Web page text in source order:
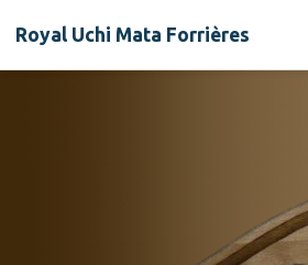
Royal Uchi Mata Forrières